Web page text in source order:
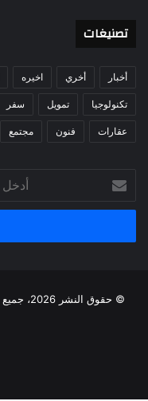
تصنيغات
أخبار أخري اخيره
تكنولوجيا تمويل سفر
عقارات فنون مجتمع
بريدك
الإلكتروني
© حقوق النشر 2026، جميع الحقوق محفوظة |